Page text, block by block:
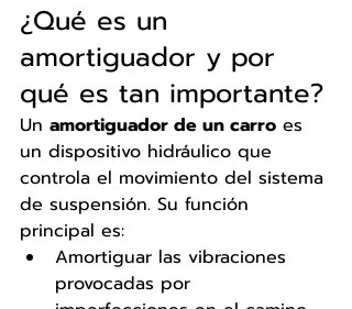
¿Qué es un
amortiguador y por
qué es tan importante?
Un amortiguador de un carro es
un dispositivo hidráulico que
controla el movimiento del sistema
de suspensión. Su función
principal es:
Amortiguar las vibraciones
provocadas por